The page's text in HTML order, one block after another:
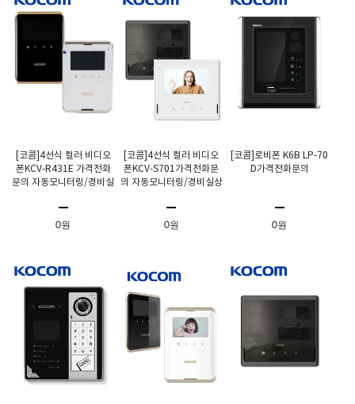
[코콤]4선식 컬러 비디오
폰KCV-R431E 가격전화
문의 자동모니터링/경비실
0원
[코콤]4선식 컬러 비디오
폰KCV-S701가격전화문
의 자동모니터링/경비실상
0원
[코콤]로비폰 K6B LP-70
D가격전화문의
0원